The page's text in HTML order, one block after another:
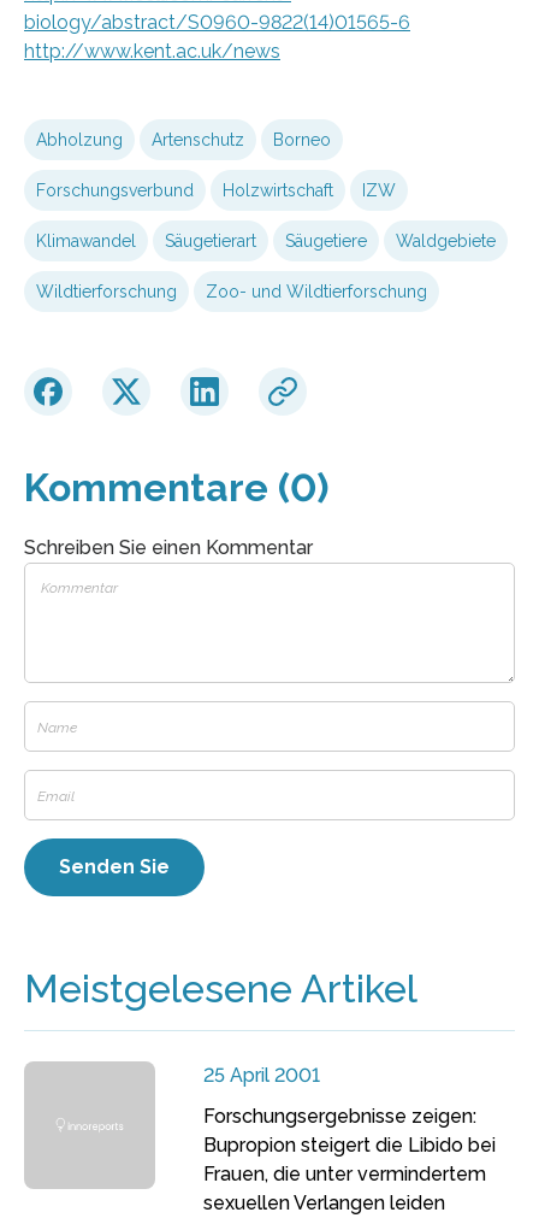
biology/abstract/S0960-9822(14)01565-6
http://www.kent.ac.uk/news
Abholzung Artenschutz Borneo
Forschungsverbund Holzwirtschaft IZW
Klimawandel Säugetierart Säugetiere Waldgebiete
Wildtierforschung Zoo- und Wildtierforschung
Kommentare (0)
Schreiben Sie einen Kommentar
Meistgelesene Artikel
25 April 2001
Forschungsergebnisse zeigen:
Bupropion steigert die Libido bei
Frauen, die unter vermindertem
sexuellen Verlangen leiden